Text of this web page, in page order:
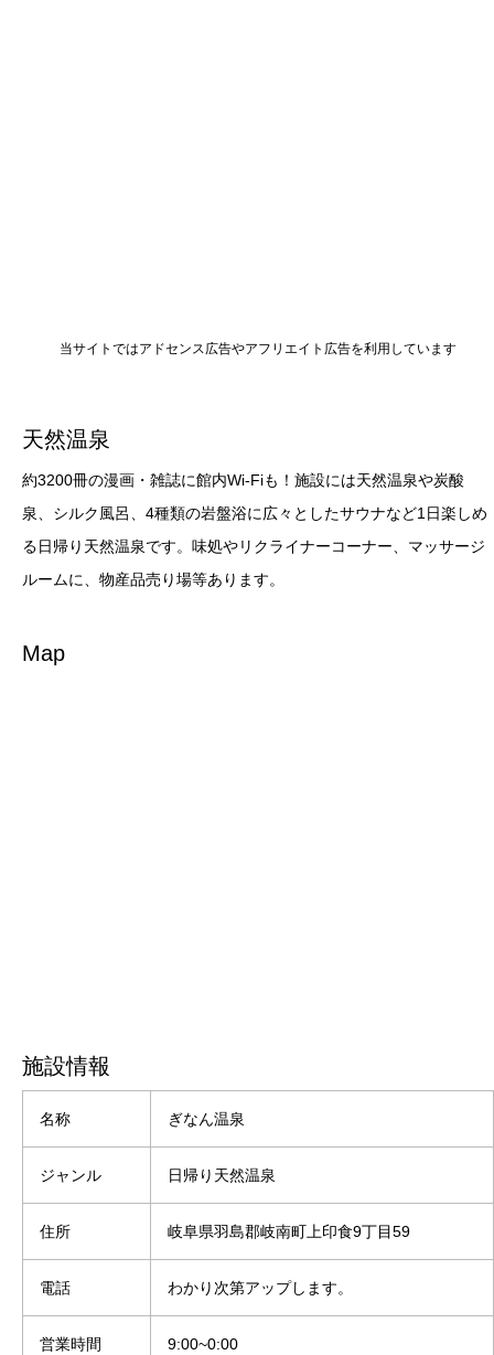
当サイトではアドセンス広告やアフリエイト広告を利用しています
天然温泉
約3200冊の漫画・雑誌に館内Wi-Fiも！施設には天然温泉や炭酸
泉、シルク風呂、4種類の岩盤浴に広々としたサウナなど1日楽しめ
る日帰り天然温泉です。味処やリクライナーコーナー、マッサージ
ルームに、物産品売り場等あります。
Map
施設情報
名称 ぎなん温泉
ジャンル 日帰り天然温泉
住所 岐阜県羽島郡岐南町上印食9丁目59
電話 わかり次第アップします。
営業時間 9:00~0:00